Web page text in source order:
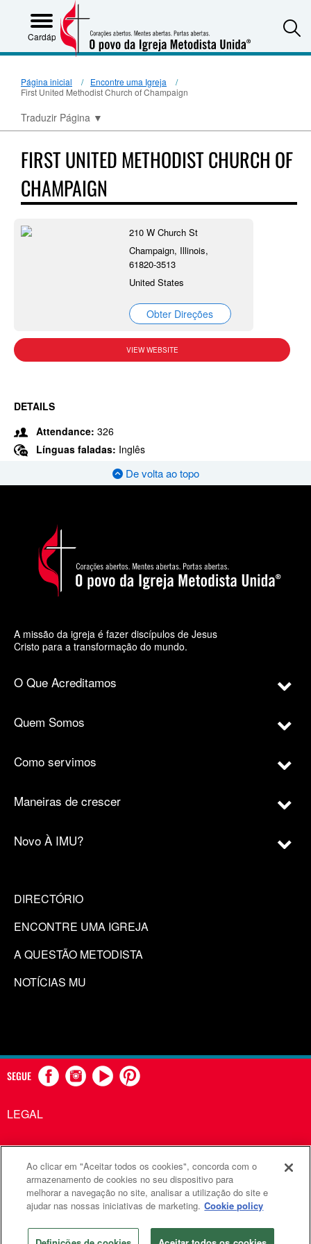
Cardápio
Página inicial
Encontre uma Igreja
First United Methodist Church of Champaign
Traduzir Página ▼
FIRST UNITED METHODIST CHURCH OF
CHAMPAIGN
210 W Church St
Champaign, Illinois,
61820-3513
United States
Obter Direções
VIEW WEBSITE
DETAILS
Attendance: 326
Línguas faladas: Inglês
De volta ao topo
A missão da igreja é fazer discípulos de Jesus
Cristo para a transformação do mundo.
O Que Acreditamos
Quem Somos
Como servimos
Maneiras de crescer
Novo À IMU?
DIRECTÓRIO
ENCONTRE UMA IGREJA
A QUESTÃO METODISTA
NOTÍCIAS MU
SEGUE
LEGAL
Comunicações Metodistas Unidas é uma agência da Igreja
Metodista Unida
©2026 Comunicações Metodistas Unidas. Todos os direitos
reservados
Ao clicar em "Aceitar todos os cookies", concorda com o
armazenamento de cookies no seu dispositivo para
melhorar a navegação no site, analisar a utilização do site e
ajudar nas nossas iniciativas de marketing. Cookie policy